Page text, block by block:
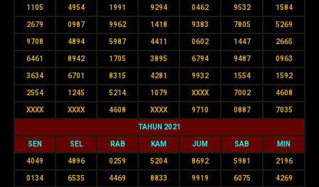
1105 4954 1991 9294 0462 9532 1584
2679 0987 9962 1418 9383 7805 5269
9708 4894 5987 4411 0602 1447 2665
6461 8942 1705 3895 6794 9487 0963
3634 6701 8315 4281 9932 1554 1592
2554 1245 5214 1079 XXXX 7002 4608
XXXX XXXX 4608 XXXX 9710 0887 7035
TAHUN 2021
SEN SEL RAB KAM JUM SAB MIN
4049 4896 0259 5204 8692 5981 2196
0134 6535 4469 8833 9919 6075 4269